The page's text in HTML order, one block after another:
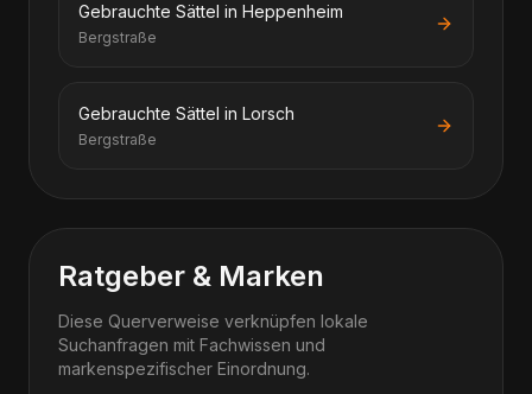
Gebrauchte Sättel in Heppenheim
Bergstraße
Gebrauchte Sättel in Lorsch
Bergstraße
Ratgeber & Marken
Diese Querverweise verknüpfen lokale
Suchanfragen mit Fachwissen und
markenspezifischer Einordnung.